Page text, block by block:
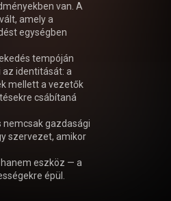
van. A
amely a
egységben
tempóján
identitását: a
mellett a vezetők
csábítaná
nemcsak gazdasági
szervezet, amikor
hanem eszköz — a
épül.